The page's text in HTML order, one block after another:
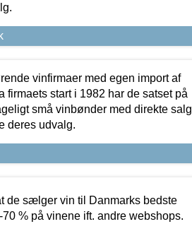
vinfirmaer med egen import af
firmaets start i 1982 har de satset på
små vinbønder med direkte salg
deres udvalg.
de sælger vin til Danmarks bedste
% på vinene ift. andre webshops.